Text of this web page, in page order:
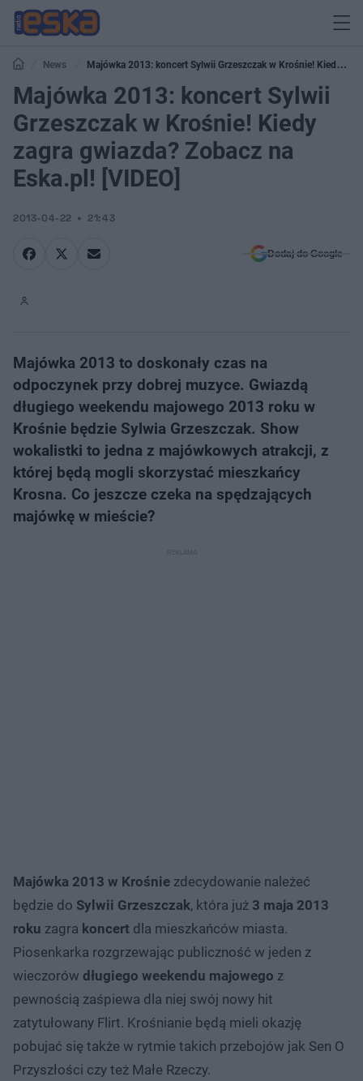
News
Majówka 2013: koncert Sylwii Grzeszczak w Krośnie! Kiedy
zagra gwiazda? Zobacz na Eska.pl! [VIDEO]
Majówka 2013: koncert Sylwii
Grzeszczak w Krośnie! Kiedy
zagra gwiazda? Zobacz na
Eska.pl! [VIDEO]
2013-04-22 21:43
Dodaj do Google
Majówka 2013 to doskonały czas na
odpoczynek przy dobrej muzyce. Gwiazdą
długiego weekendu majowego 2013 roku w
Krośnie będzie Sylwia Grzeszczak. Show
wokalistki to jedna z majówkowych atrakcji, z
której będą mogli skorzystać mieszkańcy
Krosna. Co jeszcze czeka na spędzających
majówkę w mieście?
Majówka 2013 w Krośnie zdecydowanie należeć
będzie do Sylwii Grzeszczak, która już 3 maja 2013
roku zagra koncert dla mieszkańców miasta.
Piosenkarka rozgrzewając publiczność w jeden z
wieczorów długiego weekendu majowego z
pewnością zaśpiewa dla niej swój nowy hit
zatytułowany Flirt. Krośnianie będą mieli okazję
pobujać się także w rytmie takich przebojów jak Sen O
Przyszłości czy też Małe Rzeczy.